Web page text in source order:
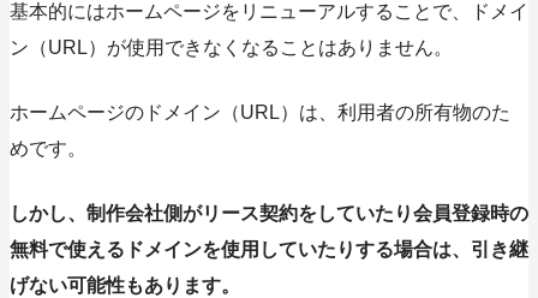
基本的にはホームページをリニューアルすることで、ドメイ
ン（URL）が使用できなくなることはありません。
ホームページのドメイン（URL）は、利用者の所有物のた
めです。
しかし、制作会社側がリース契約をしていたり会員登録時の
無料で使えるドメインを使用していたりする場合は、引き継
げない可能性もあります。